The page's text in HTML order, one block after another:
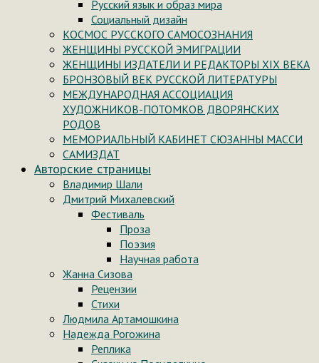
Русский язык и образ мира
Социальный дизайн
КОСМОС РУССКОГО САМОСОЗНАНИЯ
ЖЕНЩИНЫ РУССКОЙ ЭМИГРАЦИИ
ЖЕНЩИНЫ ИЗДАТЕЛИ И РЕДАКТОРЫ XIX ВЕКА
БРОНЗОВЫЙ ВЕК РУССКОЙ ЛИТЕРАТУРЫ
МЕЖДУНАРОДНАЯ АССОЦИАЦИЯ
ХУДОЖНИКОВ-ПОТОМКОВ ДВОРЯНСКИХ
РОДОВ
МЕМОРИАЛЬНЫЙ КАБИНЕТ СЮЗАННЫ МАССИ
САМИЗДАТ
Авторские страницы
Владимир Шали
Дмитрий Михалевский
Фестиваль
Проза
Поэзия
Научная работа
Жанна Сизова
Рецензии
Стихи
Людмила Артамошкина
Надежда Рогожина
Реплика